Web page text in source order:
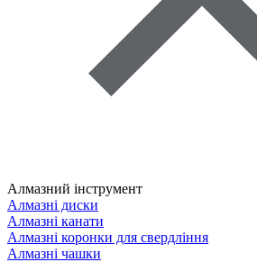
Алмазний інструмент
Алмазні диски
Алмазні канати
Алмазні коронки для свердління
Алмазні чашки